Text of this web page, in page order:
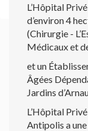
L’Hôpital
d’environ 4
(Chirurgie -
Médicaux et
et un
Âgées
Jardins
L’Hôpital
Antipolis a